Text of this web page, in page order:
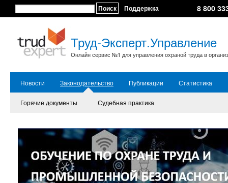
Поиск Поддержка 8 800
Труд-Эксперт.Управление
Онлайн сервис №1 для управления охраной труда в
Новости Законодательство Публикации Статистика
Горячие документы Судебная практика